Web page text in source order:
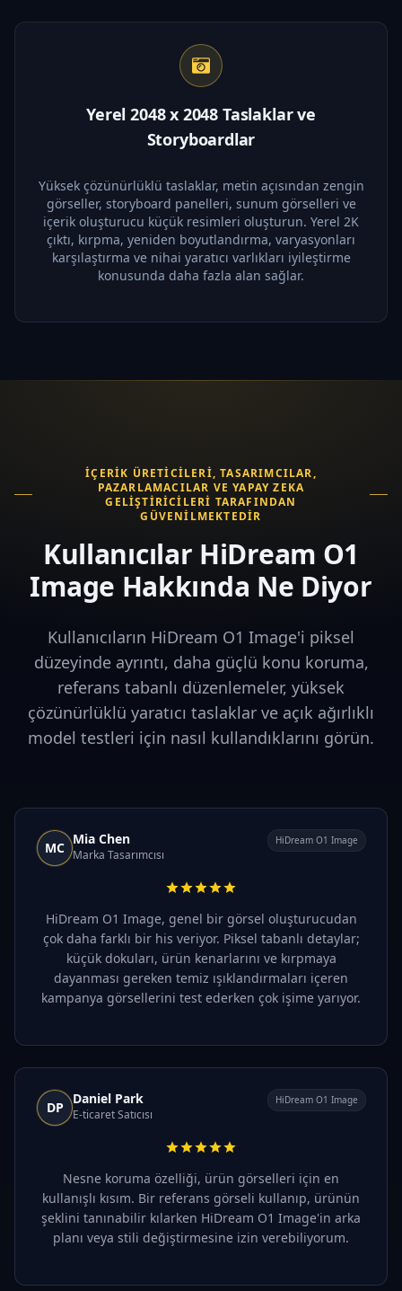
Yerel 2048 x 2048 Taslaklar ve
Storyboardlar
Yüksek çözünürlüklü taslaklar, metin açısından zengin
görseller, storyboard panelleri, sunum görselleri ve
içerik oluşturucu küçük resimleri oluşturun. Yerel 2K
çıktı, kırpma, yeniden boyutlandırma, varyasyonları
karşılaştırma ve nihai yaratıcı varlıkları iyileştirme
konusunda daha fazla alan sağlar.
İÇERIK ÜRETICILERI, TASARIMCILAR,
PAZARLAMACILAR VE YAPAY ZEKA
GELIŞTIRICILERI TARAFINDAN
GÜVENILMEKTEDIR
Kullanıcılar HiDream O1
Image Hakkında Ne Diyor
Kullanıcıların HiDream O1 Image'i piksel
düzeyinde ayrıntı, daha güçlü konu koruma,
referans tabanlı düzenlemeler, yüksek
çözünürlüklü yaratıcı taslaklar ve açık ağırlıklı
model testleri için nasıl kullandıklarını görün.
MC
Mia Chen
Marka Tasarımcısı
HiDream O1 Image
HiDream O1 Image, genel bir görsel oluşturucudan
çok daha farklı bir his veriyor. Piksel tabanlı detaylar;
küçük dokuları, ürün kenarlarını ve kırpmaya
dayanması gereken temiz ışıklandırmaları içeren
kampanya görsellerini test ederken çok işime yarıyor.
DP
Daniel Park
E-ticaret Satıcısı
HiDream O1 Image
Nesne koruma özelliği, ürün görselleri için en
kullanışlı kısım. Bir referans görseli kullanıp, ürünün
şeklini tanınabilir kılarken HiDream O1 Image'in arka
planı veya stili değiştirmesine izin verebiliyorum.